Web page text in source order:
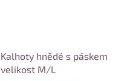
Kalhoty hnědé s páskem
velikost M/L